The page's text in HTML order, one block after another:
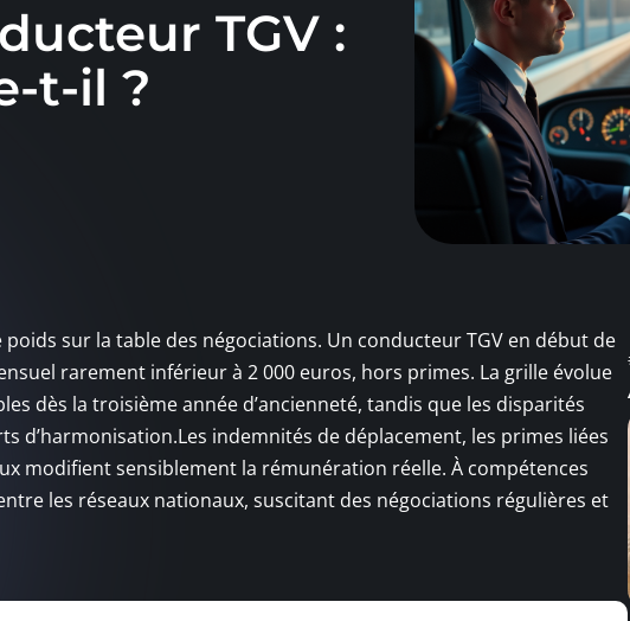
TGV :
t-il ?
sur la table des négociations. Un conducteur TGV en début de
rarement inférieur à 2 000 euros, hors primes. La grille évolue
dès la troisième année d’ancienneté, tandis que les disparités
d’harmonisation.Les indemnités de déplacement, les primes liées
modifient sensiblement la rémunération réelle. À compétences
les réseaux nationaux, suscitant des négociations régulières et